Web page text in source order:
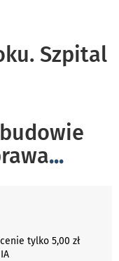
Szpital
...
tylko 5,00 zł